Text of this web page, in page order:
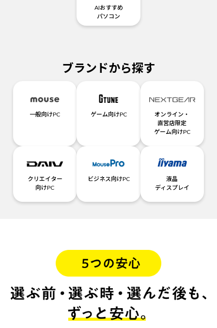
AIおすすめ
パソコン
ブランドから探す
一般向けPC ゲーム向けPC
オンライン・
直営店限定
ゲーム向けPC
クリエイター
向けPC
ビジネス向けPC
液晶
ディスプレイ